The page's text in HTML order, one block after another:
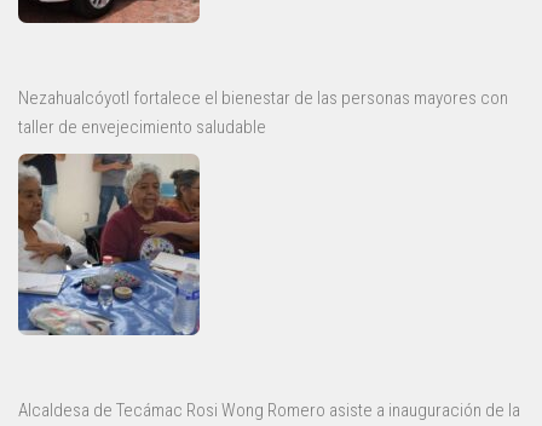
Nezahualcóyotl fortalece el bienestar de las personas mayores con
taller de envejecimiento saludable
Alcaldesa de Tecámac Rosi Wong Romero asiste a inauguración de la